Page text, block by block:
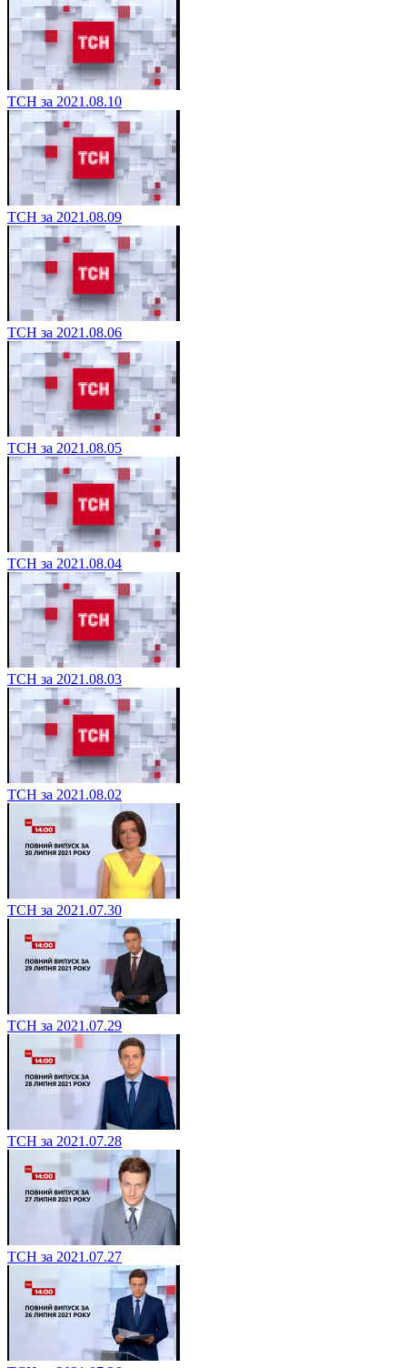
ТСН за 2021.08.10
ТСН за 2021.08.09
ТСН за 2021.08.06
ТСН за 2021.08.05
ТСН за 2021.08.04
ТСН за 2021.08.03
ТСН за 2021.08.02
ТСН за 2021.07.30
ТСН за 2021.07.29
ТСН за 2021.07.28
ТСН за 2021.07.27